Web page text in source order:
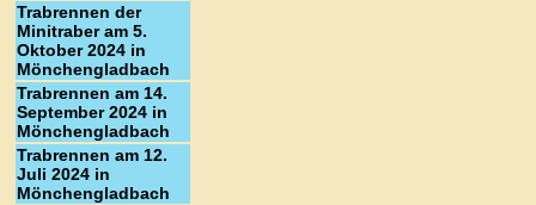
Trabrennen der
Minitraber am 5.
Oktober 2024 in
Mönchengladbach
Trabrennen am 14.
September 2024 in
Mönchengladbach
Trabrennen am 12.
Juli 2024 in
Mönchengladbach